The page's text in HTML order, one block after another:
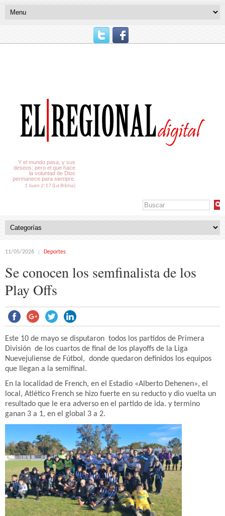
Y el mundo pasa, y sus
deseos; pero el que hace
la voluntad de Dios
permanece para siempre.
1 Juan 2:17 (La Biblia)
11/05/2026 Deportes
Se conocen los semfinalista de los
Play Offs
Este 10 de mayo se disputaron todos los partidos de Primera
División de los cuartos de final de los playoffs de la Liga
Nuevejuliense de Fútbol, donde quedaron definidos los equipos
que llegan a la semifinal.
En la localidad de French, en el Estadio «Alberto Dehenen», el
local, Atlético French se hizo fuerte en su reducto y dio vuelta un
resultado que le era adverso en el partido de ida. y termino
ganan 3 a 1, en el global 3 a 2.